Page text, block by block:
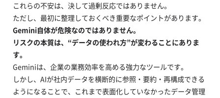
これらの不安は、決して過剰反応ではありません。
ただし、最初に整理しておくべき重要なポイントがあります。
Gemini自体が危険なのではありません。
リスクの本質は、“データの使われ方”が変わることにありま
す。
Geminiは、企業の業務効率を高める強力なツールです。
しかし、AIが社内データを横断的に参照・要約・再構成できる
ようになることで、これまで表面化していなかったデータ管理